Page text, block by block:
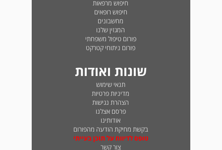
חיפוש מרפאות
חיפוש רופאים
מחשבונים
המגזין שלנו
פורום טיפול משפחתי
פורום ניתוחי קטרקט
שונות ואודות
תנאי שימוש
מדיניות פרטיות
הצהרת נגישות
פרסם אצלנו
אודותינו
בקשת מחיקת הודעה מהפורום
טופס לדיווח על תוכן בעייתי
צור קשר